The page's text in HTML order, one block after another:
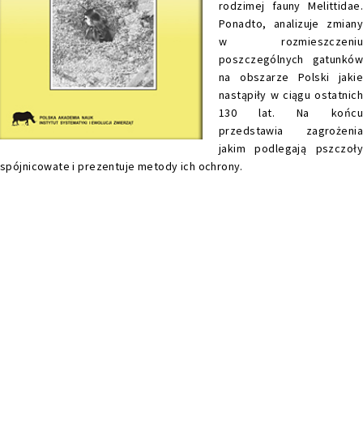
rodzimej fauny Melittidae.
Ponadto, analizuje zmiany
w rozmieszczeniu
poszczególnych gatunków
na obszarze Polski jakie
nastąpiły w ciągu ostatnich
130 lat. Na końcu
przedstawia zagrożenia
jakim podlegają pszczoły
spójnicowate i prezentuje metody ich ochrony.